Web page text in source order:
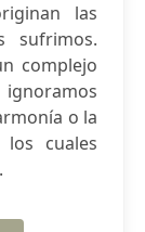
las
sufrimos.
complejo
o la
cuales